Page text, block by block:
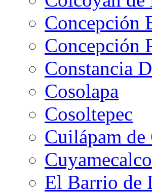
Concepción
Concepción
Constancia
Cosolapa
Cosoltepec
Cuilápam de
El Barrio de